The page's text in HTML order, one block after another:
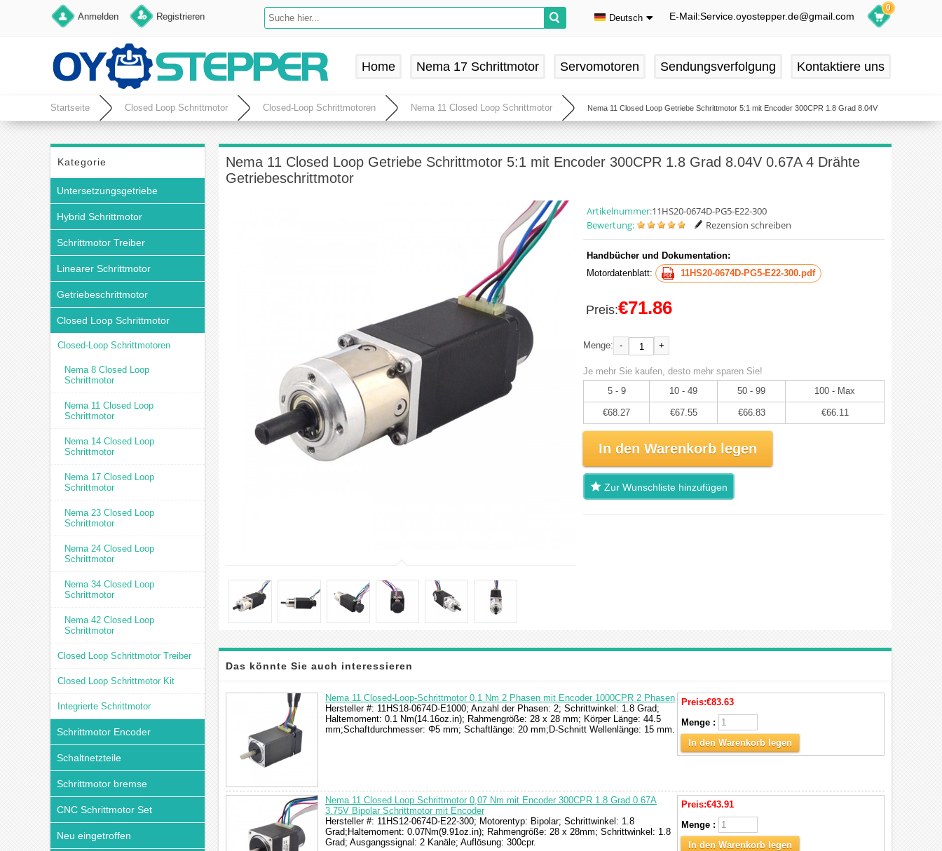
Anmelden Registrieren Deutsch
Deutsch
Español
E-Mail:Service.oyostepper.de@gmail.com
0
Home Nema 17 Schrittmotor Servomotoren Sendungsverfolgung Kontaktiere uns
Startseite Closed Loop Schrittmotor Closed-Loop Schrittmotoren Nema 11 Closed Loop Schrittmotor Nema 11 Closed Loop Getriebe Schrittmotor 5:1 mit Encoder 300CPR 1.8 Grad 8.04V
Kategorie
Untersetzungsgetriebe
Hybrid Schrittmotor
Schrittmotor Treiber
Linearer Schrittmotor
Getriebeschrittmotor
Closed Loop Schrittmotor
Closed-Loop Schrittmotoren
Nema 8 Closed Loop
Schrittmotor
Nema 11 Closed Loop
Schrittmotor
Nema 14 Closed Loop
Schrittmotor
Nema 17 Closed Loop
Schrittmotor
Nema 23 Closed Loop
Schrittmotor
Nema 24 Closed Loop
Schrittmotor
Nema 34 Closed Loop
Schrittmotor
Nema 42 Closed Loop
Schrittmotor
Closed Loop Schrittmotor Treiber
Closed Loop Schrittmotor Kit
Integrierte Schrittmotor
Schrittmotor Encoder
Schaltnetzteile
Schrittmotor bremse
CNC Schrittmotor Set
Neu eingetroffen
Nema 11 Closed Loop Getriebe Schrittmotor 5:1 mit Encoder 300CPR 1.8 Grad 8.04V 0.67A 4 Drähte
Getriebeschrittmotor
Artikelnummer:11HS20-0674D-PG5-E22-300
Bewertung:
Rezension schreiben
Handbücher und Dokumentation:
Motordatenblatt:
11HS20-0674D-PG5-E22-300.pdf
Preis:€71.86
Menge: - +
Je mehr Sie kaufen, desto mehr sparen Sie!
5 - 9
10 - 49 50 - 99 100 - Max
€68.27 €67.55 €66.83 €66.11
In den Warenkorb legen
Zur Wunschliste hinzufügen
Das könnte Sie auch interessieren
Nema 11 Closed-Loop-Schrittmotor 0,1 Nm 2 Phasen mit Encoder 1000CPR 2 Phasen
Hersteller #: 11HS18-0674D-E1000; Anzahl der Phasen: 2; Schrittwinkel: 1.8 Grad;
Haltemoment: 0.1 Nm(14.16oz.in); Rahmengröße: 28 x 28 mm; Körper Länge: 44.5
mm;Schaftdurchmesser: Φ5 mm; Schaftlänge: 20 mm;D-Schnitt Wellenlänge: 15 mm.
Preis:€83.63
Menge :
In den Warenkorb legen
Nema 11 Closed Loop Schrittmotor 0,07 Nm mit Encoder 300CPR 1.8 Grad 0.67A
3.75V Bipolar Schrittmotor mit Encoder
Hersteller #: 11HS12-0674D-E22-300; Motorentyp: Bipolar; Schrittwinkel: 1.8
Grad;Haltemoment: 0.07Nm(9.91oz.in); Rahmengröße: 28 x 28mm; Schrittwinkel: 1.8
Grad; Ausgangssignal: 2 Kanäle; Auflösung: 300cpr.
Preis:€43.91
Menge :
In den Warenkorb legen